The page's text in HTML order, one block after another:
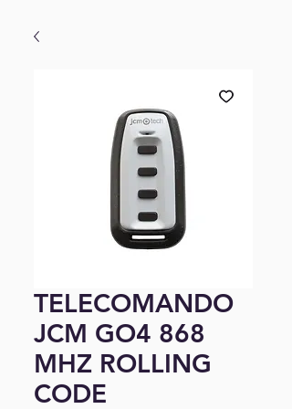
TELECOMANDO
JCM GO4 868
MHZ ROLLING
CODE